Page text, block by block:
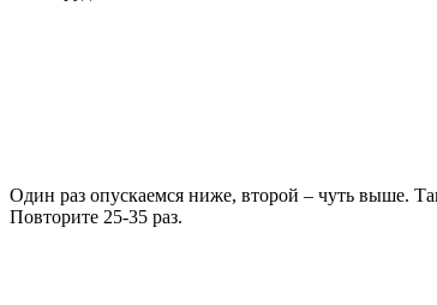
Один раз опускаемся ниже, второй – чуть выше.
Повторите 25-35 раз.